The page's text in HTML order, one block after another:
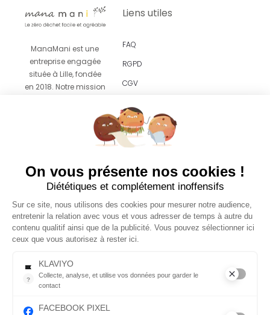
ManaMani est une
entreprise engagée
située à Lille, fondée
en 2018. Notre mission
accompagnement
facile et agréable vers
esthétiques pensés
pour s’intégrer sans
effort dans votre
quotidien.
Tous droits réservés
Liens utiles
FAQ
RGPD
CGV
On vous présente nos cookies !
Diététiques et complétement inoffensifs
Sur ce site, nous utilisons des cookies pour mesurer notre audience,
entretenir la relation avec vous et vous adresser de temps à autre du
contenu qualitif ainsi que de la publicité. Vous pouvez sélectionner ici
ceux que vous autorisez à rester ici.
?
KLAVIYO
Collecte, analyse, et utilise vos données pour garder le
contact
FACEBOOK PIXEL
VOTRE PREMIÈRE
COMMANDE 😍
Laissez-nous votre email et nous glisserons
un savon dans votre première commande*
*à partir de 30€ d'achats